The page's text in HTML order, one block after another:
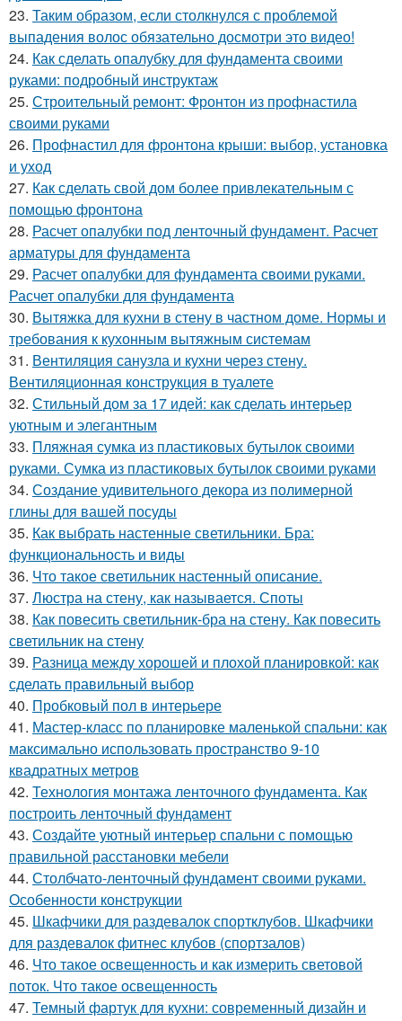
23. Таким образом, если столкнулся с проблемой
выпадения волос обязательно досмотри это видео!
24. Как сделать опалубку для фундамента своими
руками: подробный инструктаж
25. Строительный ремонт: Фронтон из профнастила
своими руками
26. Профнастил для фронтона крыши: выбор, установка
и уход
27. Как сделать свой дом более привлекательным с
помощью фронтона
28. Расчет опалубки под ленточный фундамент. Расчет
арматуры для фундамента
29. Расчет опалубки для фундамента своими руками.
Расчет опалубки для фундамента
30. Вытяжка для кухни в стену в частном доме. Нормы и
требования к кухонным вытяжным системам
31. Вентиляция санузла и кухни через стену.
Вентиляционная конструкция в туалете
32. Стильный дом за 17 идей: как сделать интерьер
уютным и элегантным
33. Пляжная сумка из пластиковых бутылок своими
руками. Сумка из пластиковых бутылок своими руками
34. Создание удивительного декора из полимерной
глины для вашей посуды
35. Как выбрать настенные светильники. Бра:
функциональность и виды
36. Что такое светильник настенный описание.
37. Люстра на стену, как называется. Споты
38. Как повесить светильник-бра на стену. Как повесить
светильник на стену
39. Разница между хорошей и плохой планировкой: как
сделать правильный выбор
40. Пробковый пол в интерьере
41. Мастер-класс по планировке маленькой спальни: как
максимально использовать пространство 9-10
квадратных метров
42. Технология монтажа ленточного фундамента. Как
построить ленточный фундамент
43. Создайте уютный интерьер спальни с помощью
правильной расстановки мебели
44. Столбчато-ленточный фундамент своими руками.
Особенности конструкции
45. Шкафчики для раздевалок спортклубов. Шкафчики
для раздевалок фитнес клубов (спортзалов)
46. Что такое освещенность и как измерить световой
поток. Что такое освещенность
47. Темный фартук для кухни: современный дизайн и